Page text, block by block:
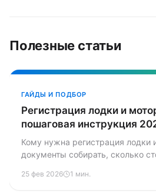
Полезные статьи
ГАЙДЫ И ПОДБОР
Регистрация лодки и
пошаговая инструкция
Кому нужна регистрация лодки
документы собирать, сколько
техосмотр и ответы на частые
25 фев 2026 1 мин.